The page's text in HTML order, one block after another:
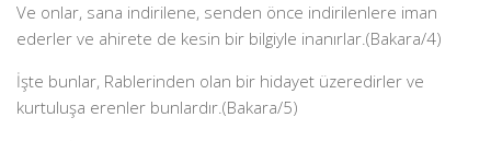
Ve onlar, sana indirilene, senden önce indirilenlere iman
ederler ve ahirete de kesin bir bilgiyle inanırlar.(Bakara/4)
İşte bunlar, Rablerinden olan bir hidayet üzeredirler ve
kurtuluşa erenler bunlardır.(Bakara/5)